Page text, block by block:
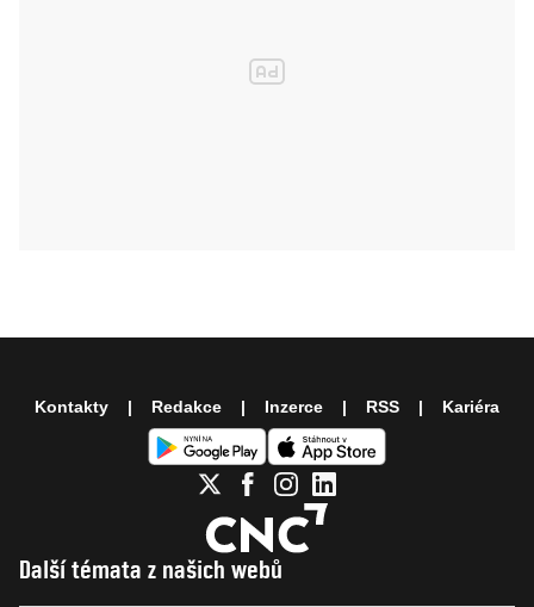
Další témata z našich webů
Kontakty Redakce Inzerce RSS Kariéra